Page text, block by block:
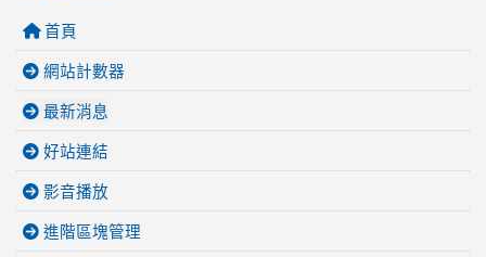
首頁
網站計數器
最新消息
好站連結
影音播放
進階區塊管理